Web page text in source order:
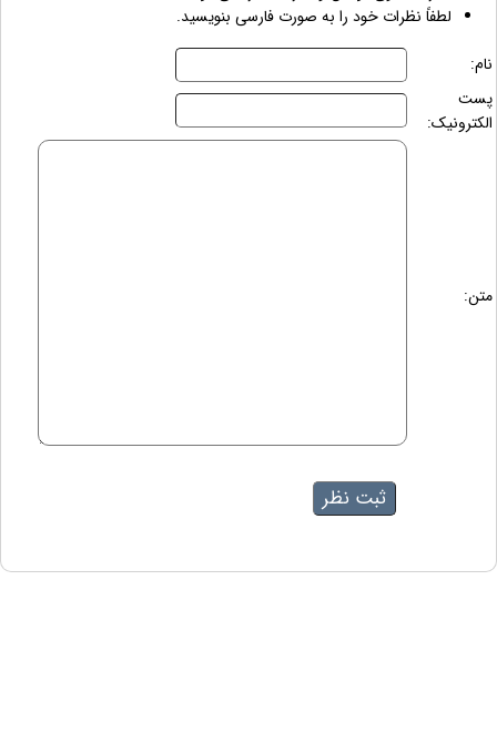
لطفاً نظرات خود را به صورت فارسی بنویسید.
نام:
پست
الکترونیک:
متن: